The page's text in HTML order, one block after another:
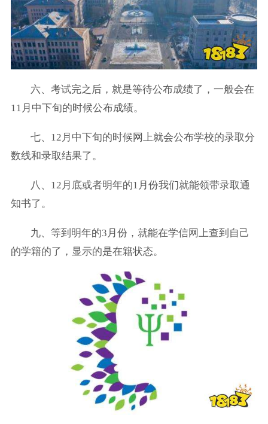
六、考试完之后，就是等待公布成绩了，一般会在
11月中下旬的时候公布成绩。
七、12月中下旬的时候网上就会公布学校的录取分
数线和录取结果了。
八、12月底或者明年的1月份我们就能领带录取通
知书了。
九、等到明年的3月份，就能在学信网上查到自己
的学籍的了，显示的是在籍状态。